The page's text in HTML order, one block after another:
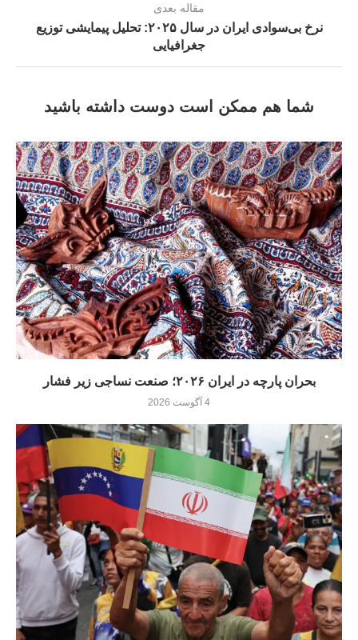
مقاله بعدی
نرخ بی‌سوادی ایران در سال ۲۰۲۵: تحلیل پیمایشی توزیع
جغرافیایى
شما هم ممکن است دوست داشته باشید
بحران پارچه در ایران ۲۰۲۶؛ صنعت نساجی زیر فشار
4 آگوست 2026